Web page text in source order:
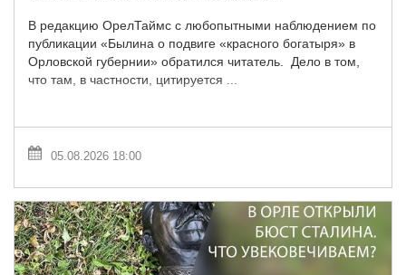
В редакцию ОрелТаймс с любопытными наблюдением по
публикации «Былина о подвиге «красного богатыря» в
Орловской губернии» обратился читатель. Дело в том,
что там, в частности, цитируется ...
05.08.2026 18:00